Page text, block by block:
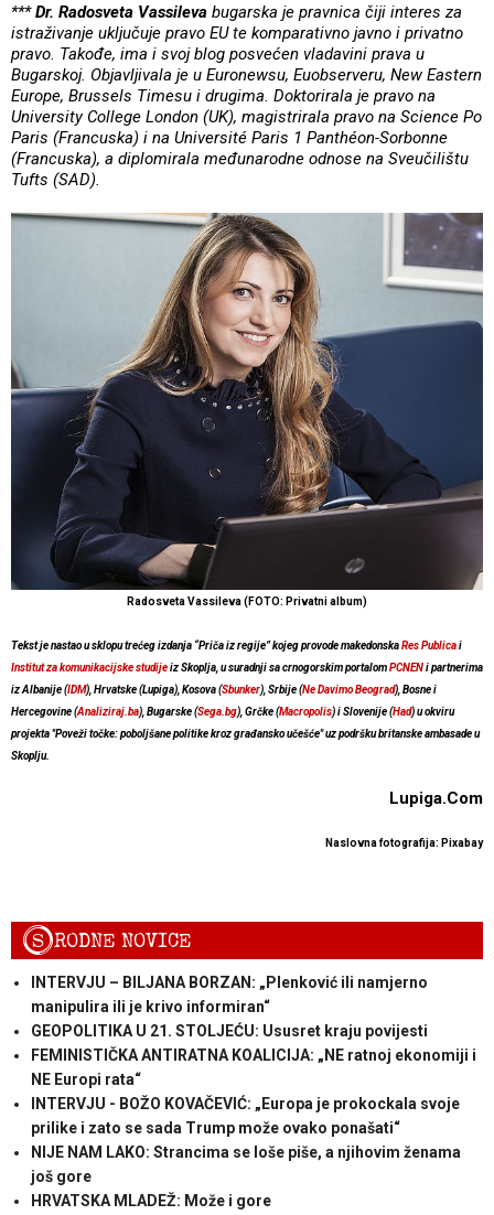
***Dr. Radosveta Vassileva bugarska je pravnica čiji interes za
istraživanje uključuje pravo EU te komparativno javno i privatno
pravo. Takođe, ima i svoj blog posvećen vladavini prava u
Bugarskoj. Objavljivala je u Euronewsu, Euobserveru, New Eastern
Europe, Brussels Timesu i drugima. Doktorirala je pravo na
University College London (UK), magistrirala pravo na Science Po
Paris (Francuska) i na Université Paris 1 Panthéon-Sorbonne
(Francuska), a diplomirala međunarodne odnose na Sveučilištu
Tufts (SAD).
Radosveta Vassileva (FOTO: Privatni album)
Tekst je nastao u sklopu trećeg izdanja “Priča iz regije” kojeg provode makedonskaRes Publicai
Institut za komunikacijske studijeiz Skoplja, u suradnji sa crnogorskim portalomPCNENi partnerima
iz Albanije (IDM), Hrvatske (Lupiga), Kosova (Sbunker), Srbije (Ne Davimo Beograd), Bosne i
Hercegovine (Analiziraj.ba), Bugarske (Sega.bg), Grčke (Macropolis) i Slovenije (Had) u okviru
projekta "Poveži točke: poboljšane politike kroz građansko učešće" uz podršku britanske ambasade u
Skoplju.
Lupiga.Com
Naslovna fotografija: Pixabay
SRODNE NOVICE
INTERVJU – BILJANA BORZAN: „Plenković ili namjerno
manipulira ili je krivo informiran“
GEOPOLITIKA U 21. STOLJEĆU: Ususret kraju povijesti
FEMINISTIČKA ANTIRATNA KOALICIJA: „NE ratnoj ekonomiji i
NE Europi rata“
INTERVJU - BOŽO KOVAČEVIĆ: „Europa je prokockala svoje
prilike i zato se sada Trump može ovako ponašati“
NIJE NAM LAKO: Strancima se loše piše, a njihovim ženama
još gore
HRVATSKA MLADEŽ: Može i gore